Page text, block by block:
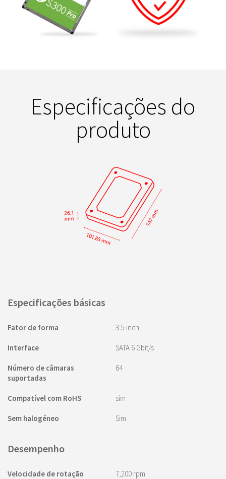
Especificações do
produto
Especificações básicas
Fator de forma 3.5-inch
Interface SATA 6 Gbit/s
Número de câmaras
suportadas
64
Compatível com RoHS sim
Sem halogéneo Sim
Desempenho
Velocidade de rotação 7,200 rpm